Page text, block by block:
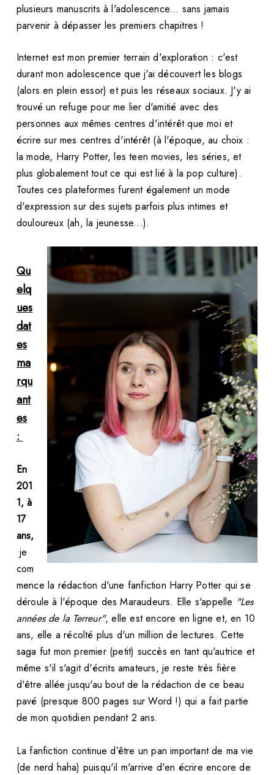
plusieurs manuscrits à l'adolescence... sans jamais
parvenir à dépasser les premiers chapitres !
Internet est mon premier terrain d'exploration : c'est
durant mon adolescence que j'ai découvert les blogs
(alors en plein essor) et puis les réseaux sociaux. J'y ai
trouvé un refuge pour me lier d'amitié avec des
personnes aux mêmes centres d'intérêt que moi et
écrire sur mes centres d'intérêt (à l'époque, au choix :
la mode, Harry Potter, les teen movies, les séries, et
plus globalement tout ce qui est lié à la pop culture).
Toutes ces plateformes furent également un mode
d'expression sur des sujets parfois plus intimes et
douloureux (ah, la jeunesse...).
Qu
elq
ues
dat
es
ma
rqu
ant
es
:
En
201
1, à
17
ans,
je
com
mence la rédaction d'une fanfiction Harry Potter qui se
déroule à l'époque des Maraudeurs. Elle s'appelle "Les
années de la Terreur", elle est encore en ligne et, en 10
ans, elle a récolté plus d'un million de lectures. Cette
saga fut mon premier (petit) succès en tant qu'autrice et
même s'il s'agit d'écrits amateurs, je reste très fière
d'être allée jusqu'au bout de la rédaction de ce beau
pavé (presque 800 pages sur Word !) qui a fait partie
de mon quotidien pendant 2 ans.
La fanfiction continue d’être un pan important de ma vie
(de nerd haha) puisqu'il m'arrive d'en écrire encore de